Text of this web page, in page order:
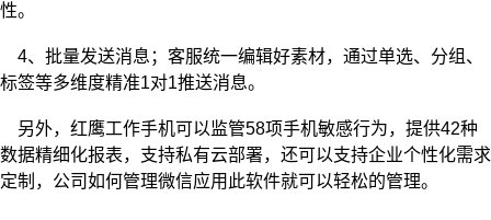
性。
4、批量发送消息；客服统一编辑好素材，通过单选、分组、
标签等多维度精准1对1推送消息。
另外，红鹰工作手机可以监管58项手机敏感行为，提供42种
数据精细化报表，支持私有云部署，还可以支持企业个性化需求
定制，公司如何管理微信应用此软件就可以轻松的管理。